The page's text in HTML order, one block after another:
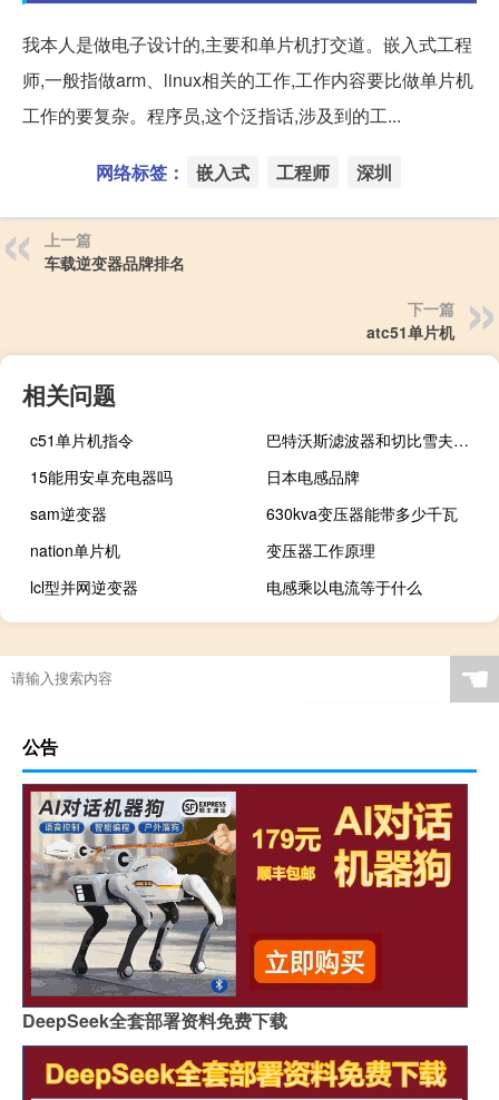
我本人是做电子设计的,主要和单片机打交道。嵌入式工程
师,一般指做arm、linux相关的工作,工作内容要比做单片机
工作的要复杂。程序员,这个泛指话,涉及到的工...
网络标签： 嵌入式 工程师 深圳
上一篇
车载逆变器品牌排名
下一篇
atc51单片机
相关问题
c51单片机指令
巴特沃斯滤波器和切比雪夫滤波器
15能用安卓充电器吗
日本电感品牌
sam逆变器
630kva变压器能带多少千瓦
nation单片机
变压器工作原理
lcl型并网逆变器
电感乘以电流等于什么
☚
公告
DeepSeek全套部署资料免费下载